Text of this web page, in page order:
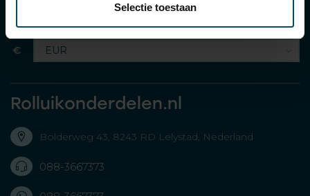
Selectie toestaan
€
Rolluikonderdelen.nl
Bolderweg 43, 8243 RD Lelystad, Nederland
088-3667373